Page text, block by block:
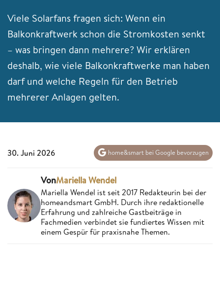
Viele Solarfans fragen sich: Wenn ein
Balkonkraftwerk schon die Stromkosten senkt
– was bringen dann mehrere? Wir erklären
deshalb, wie viele Balkonkraftwerke man haben
darf und welche Regeln für den Betrieb
mehrerer Anlagen gelten.
30. Juni 2026 home&smart bei Google bevorzugen
VonMariella Wendel
Mariella Wendel ist seit 2017 Redakteurin bei der
homeandsmart GmbH. Durch ihre redaktionelle
Erfahrung und zahlreiche Gastbeiträge in
Fachmedien verbindet sie fundiertes Wissen mit
einem Gespür für praxisnahe Themen.